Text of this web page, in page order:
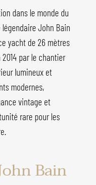
dans le monde du
John Bain
yacht de 26 mètres
par le chantier
lumineux et
modernes,
vintage et
rare pour les
Bain